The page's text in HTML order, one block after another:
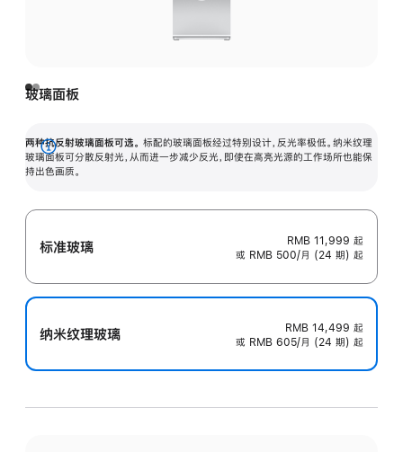
玻璃面板
两种抗反射玻璃面板可选。 标配的玻璃面板经过特别设计，反光率极低。纳米纹理
玻璃面板可分散反射光，从而进一步减少反光，即使在高亮光源的工作场所也能保
持出色画质。
展
开
标准玻璃 RMB 11,999 起
或 RMB 500/月 (24 期) 起
纳米纹理玻璃 RMB 14,499 起
或 RMB 605/月 (24 期) 起